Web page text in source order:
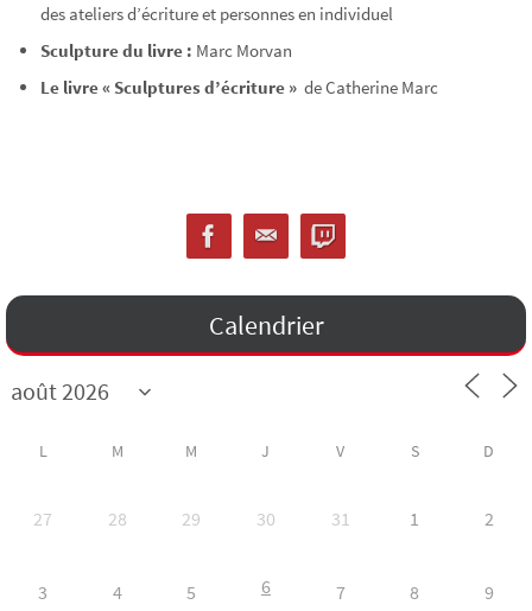
des ateliers d’écriture et personnes en individuel
Sculpture du livre : Marc Morvan
Le livre « Sculptures d’écriture » de Catherine Marc
Calendrier
L M M J V S D
27 28 29 30 31 1 2
3 4 5 6 7 8 9